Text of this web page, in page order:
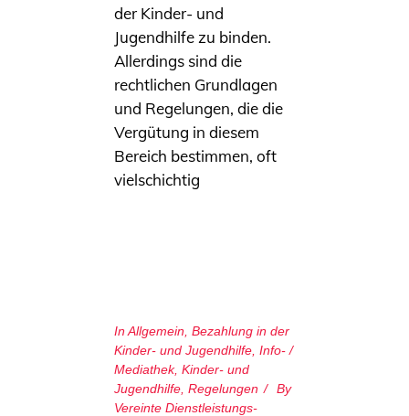
der Kinder- und
Jugendhilfe zu binden.
Allerdings sind die
rechtlichen Grundlagen
und Regelungen, die die
Vergütung in diesem
Bereich bestimmen, oft
vielschichtig
In Allgemein Bezahlung in der
Kinder- und Jugendhilfe Info- /
Mediathek, Kinder- und
Jugendhilfe Regelungen
By
Vereinte Dienstleistungs­